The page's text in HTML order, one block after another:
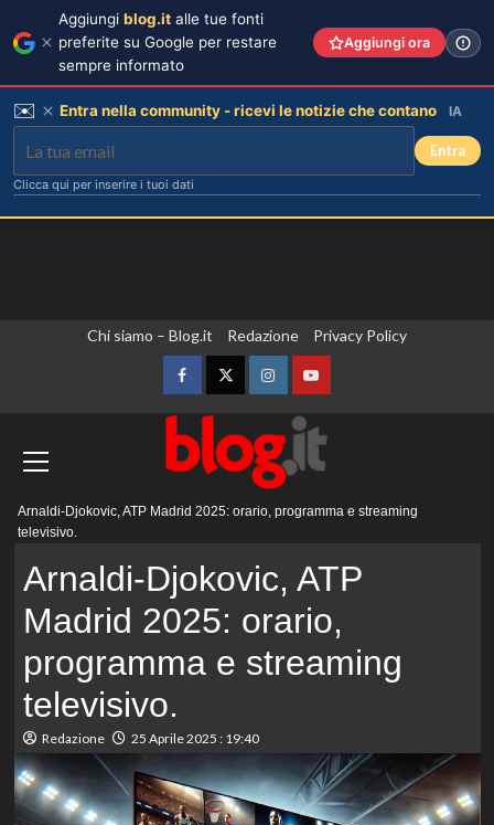
Chi siamo – Blog.it Redazione Privacy Policy
FacebookTwitterInstagramYouTube
principale
Arnaldi-Djokovic, ATP Madrid 2025: orario, programma e streaming
televisivo.
Arnaldi-Djokovic, ATP
Madrid 2025: orario,
programma e streaming
televisivo.
Redazione 25 Aprile 2025 : 19:40
Aggiungi blog.it alle tue fonti
preferite su Google per restare
sempre informato
Aggiungi ora
✉️ Entra nella community - ricevi le notizie che contano IA
Entra
Clicca qui per inserire i tuoi dati